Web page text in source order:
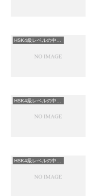
HSK4級レベルの中国語